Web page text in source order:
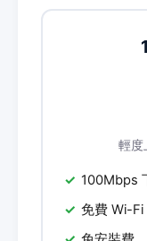
輕度
100Mbps
免費 Wi-Fi